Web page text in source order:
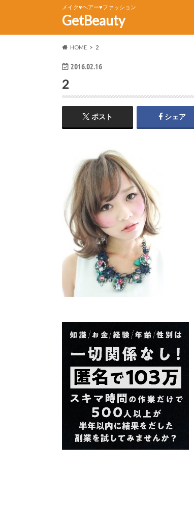
メイク♥ヘアー♥ファッション
GetBeauty
HOME 2
2016.02.16
2
ポスト シェア